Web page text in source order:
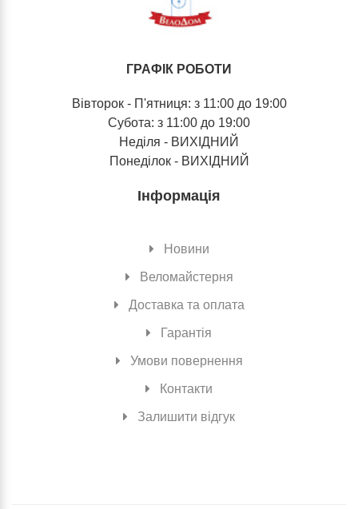
ГРАФІК РОБОТИ
Вівторок - П'ятниця: з 11:00 до 19:00
Субота: з 11:00 до 19:00
Неділя - ВИХІДНИЙ
Понеділок - ВИХІДНИЙ
Інформація
Новини
Веломайстерня
Доставка та оплата
Гарантія
Умови повернення
Контакти
Залишити відгук